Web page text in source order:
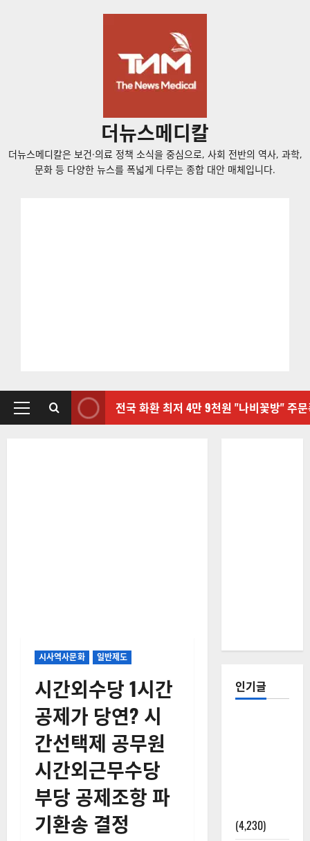
더뉴스메디칼
더뉴스메디칼은 보건·의료 정책 소식을 중심으로, 사회 전반의 역사, 과학,
문화 등 다양한 뉴스를 폭넓게 다루는 종합 대안 매체입니다.
기
전국 화환 최저 4만 9천원 "나비꽃방" 주
시사역사문화 일반제도
시간외수당 1시간
공제가 당연? 시
간선택제 공무원
시간외근무수당
부당 공제조항 파
기환송 결정
인기글
(4,230)